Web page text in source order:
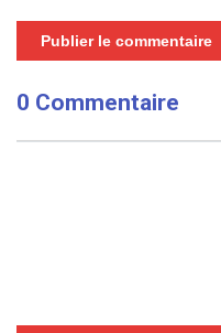
Publier le commentaire
0 Commentaire